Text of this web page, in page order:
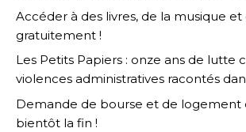
Accéder à des livres, de la musique et
gratuitement !
Les Petits Papiers : onze ans de lutte
violences administratives racontés
Demande de bourse et de logement
bientôt la fin !